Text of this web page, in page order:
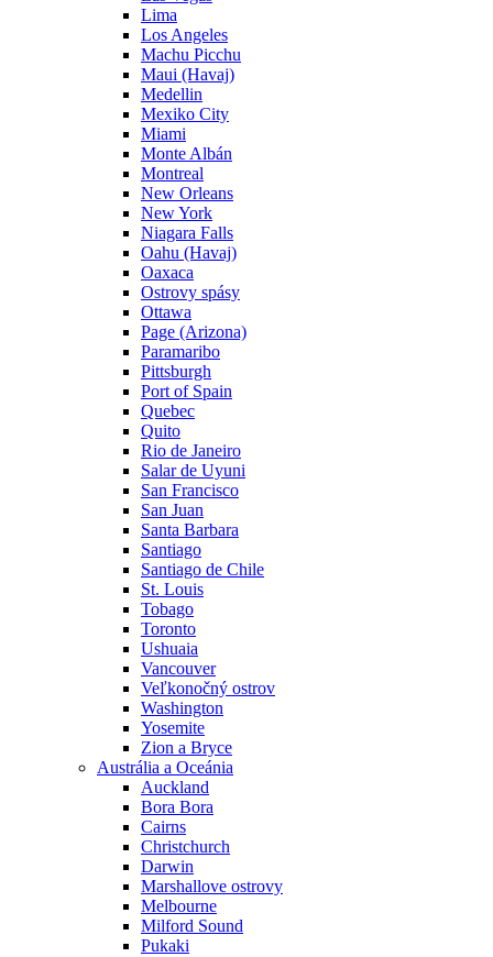
Lima
Los Angeles
Machu Picchu
Maui (Havaj)
Medellin
Mexiko City
Miami
Monte Albán
Montreal
New Orleans
New York
Niagara Falls
Oahu (Havaj)
Oaxaca
Ostrovy spásy
Ottawa
Page (Arizona)
Paramaribo
Pittsburgh
Port of Spain
Quebec
Quito
Rio de Janeiro
Salar de Uyuni
San Francisco
San Juan
Santa Barbara
Santiago
Santiago de Chile
St. Louis
Tobago
Toronto
Ushuaia
Vancouver
Veľkonočný ostrov
Washington
Yosemite
Zion a Bryce
Austrália a Oceánia
Auckland
Bora Bora
Cairns
Christchurch
Darwin
Marshallove ostrovy
Melbourne
Milford Sound
Pukaki